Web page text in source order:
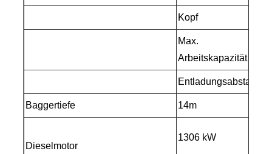
Kopf
Max.
Arbeitskapazität
Entladungsabstand
Baggertiefe 14m
Dieselmotor
1306 kW